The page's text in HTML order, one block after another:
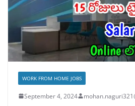
WORK FROM HOME JOBS
September 4, 2024